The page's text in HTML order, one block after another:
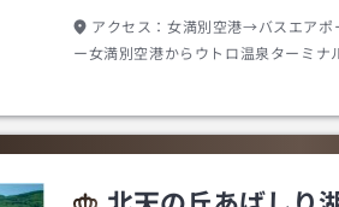
アクセス： 女満別空港→バスエアポ
ー女満別空港からウトロ温泉ターミナ